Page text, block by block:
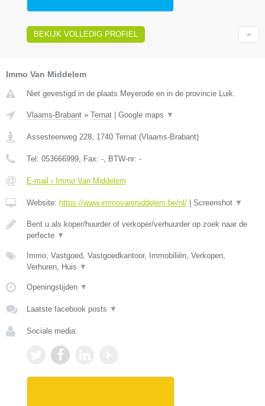
BEKIJK VOLLEDIG PROFIEL
Immo Van Middelem
Niet gevestigd in de plaats Meyerode en in de provincie Luik.
Vlaams-Brabant » Ternat Google maps ▼
Assesteenweg 228 1740 Ternat (Vlaams-Brabant)
Tel: 053666999 , Fax: - , BTW-nr: -
E-mail › Immo Van Middelem
Website: https://www.immovanmiddelem.be/nl/ Screenshot ▼
Bent u als koper/huurder of verkoper/verhuurder op zoek naar de
perfecte ▼
Immo, Vastgoed, Vastgoedkantoor, Immobiliën, Verkopen,
Verhuren, Huis ▼
Openingstijden ▼
Laatste facebook posts ▼
Sociale media: